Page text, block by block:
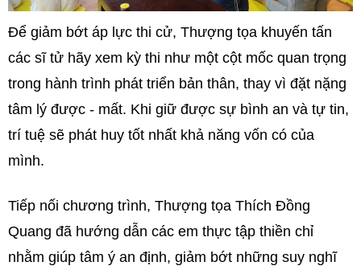
Để giảm bớt áp lực thi cử, Thượng tọa khuyến tấn
các sĩ tử hãy xem kỳ thi như một cột mốc quan trọng
trong hành trình phát triển bản thân, thay vì đặt nặng
tâm lý được - mất. Khi giữ được sự bình an và tự tin,
trí tuệ sẽ phát huy tốt nhất khả năng vốn có của
mình.
Tiếp nối chương trình, Thượng tọa Thích Đồng
Quang đã hướng dẫn các em thực tập thiền chỉ
nhằm giúp tâm ý an định, giảm bớt những suy nghĩ